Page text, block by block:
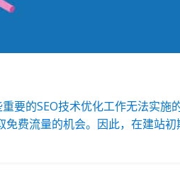
要的SEO技术优化工作无法实施
费流量的机会。因此，在建站初